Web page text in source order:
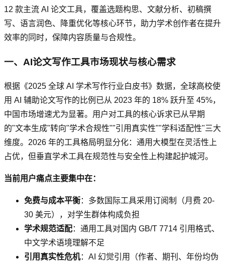
12 款主流 AI 论文工具，覆盖选题构思、文献分析、初稿撰
写、语言润色、降重优化等核心环节，助力学术创作者在提升
效率的同时，保障内容质量与合规性。
一、AI论文写作工具市场现状与核心需求
根据《2025 全球 AI 学术写作行业白皮书》数据，全球高校使
用 AI 辅助论文写作的比例已从 2023 年的 18% 跃升至 45%，
中国市场增速尤为显著。用户对工具的核心诉求已从早期
的"文本生成"转向"学术合规性""引用真实性""学科适配性"三大
维度。2026 年的工具格局明显分化：通用大模型在灵活性上
占优，但垂直学术工具在规范性与安全性上构建起护城河。
当前用户痛点主要集中在：
免费与成本平衡：多数国际工具采用订阅制（月费 20-
30 美元），对学生群体构成负担
学术规范适配：通用工具对国内 GB/T 7714 引用格式、
中文学术语境理解不足
引用真实性危机：AI 幻觉引用（作者、期刊、年份均伪